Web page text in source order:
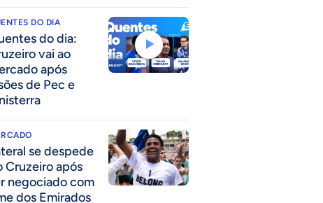
DO DIA
do dia:
vai ao
após
de Pec e
se despede
Cruzeiro após
negociado com
dos Emirados